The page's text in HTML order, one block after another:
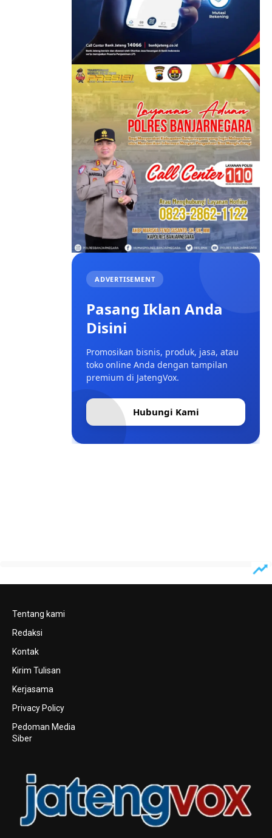
ADVERTISEMENT
Pasang Iklan Anda
Disini
Promosikan bisnis, produk, jasa, atau
toko online Anda dengan tampilan
premium di JatengVox.
Hubungi Kami
Tentang kami
Redaksi
Kontak
Kirim Tulisan
Kerjasama
Privacy Policy
Pedoman Media
Siber